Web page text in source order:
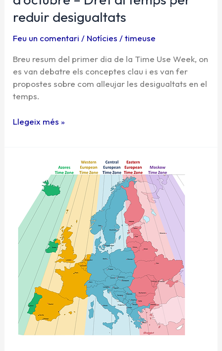
reduir desigualtats
Feu un comentari / Notícies /timeuse
Breu resum del primer dia de la Time Use Week, on
es van debatre els conceptes clau i es van fer
propostes sobre com alleujar les desigualtats en el
temps.
Llegeix més »
presenta
transició
per
acabar
amb
els
canvis
d’hora
establir